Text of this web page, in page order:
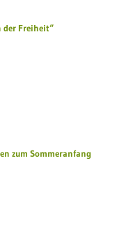
der Freiheit“
zum Sommeranfang